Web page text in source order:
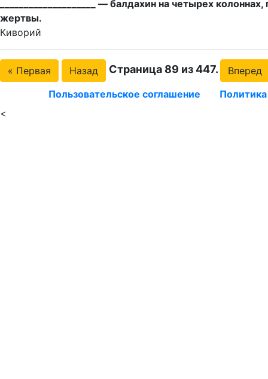
____________________ — балдахин на четырех
жертвы.
Киворий
« Первая Назад Страница 89 из 447.
Вперед
Пользовательское соглашение
<